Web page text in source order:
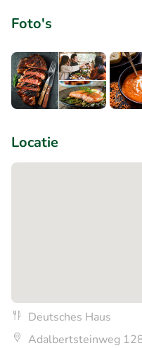
Foto's
Locatie
Deutsches Haus
Adalbertsteinweg